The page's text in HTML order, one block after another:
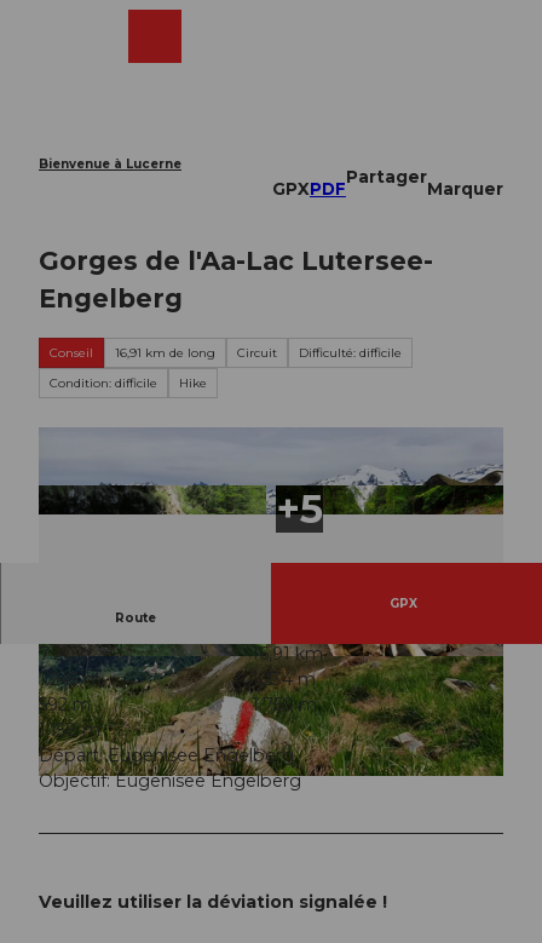
Bienvenue à Lucerne
GPXPDF
Partager
Marquer
Gorges de l'Aa-Lac Lutersee-
Engelberg
Conseil 16,91 km de long Circuit
Difficulté: difficile
Condition: difficile
Hike
© Engelberg - Titlis Tourismus, Engelberg-Titlis Tourismus
© Engelberg - Titlis Tourismus, Engelberg-Titlis
Tourismus
© Engelberg - Titlis Tourismus, Engelberg-Titlis
Tourismus
Route
GPX
7:20 h
16,91 km
1.245 m
1.234 m
592 m
1.750 m
1.158 m
Départ: Eugenisee Engelberg
Objectif: Eugenisee Engelberg
Veuillez utiliser la déviation signalée !